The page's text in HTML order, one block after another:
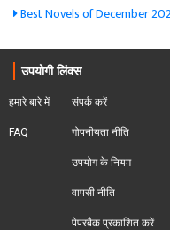
Best Novels of December
उपयोगी लिंक्स
हमारे बारे में
FAQ
संपर्क करें
गोपनीयता नीति
उपयोग के नियम
वापसी नीति
पेपरबैक प्रकाशित करें